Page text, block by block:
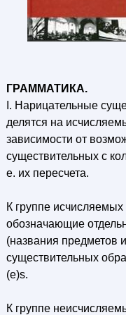
ГРАММАТИКА.
I. Нарицательные
делятся на
зависимости от
существительных с
е. их пересчета.
К группе
обозначающие
(названия предметов
существительных
(e)s.
К группе